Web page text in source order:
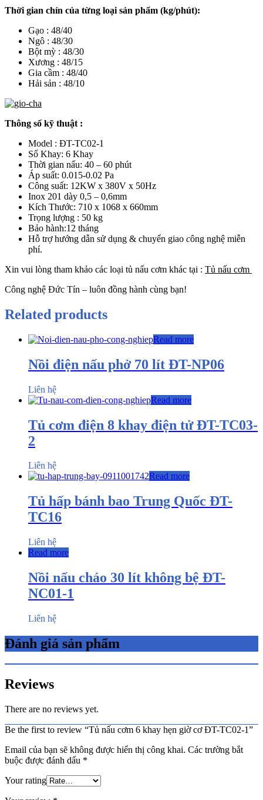
Thời gian chín của từng loại sản phẩm (kg/phút):
Gạo : 48/40
Ngô : 48/30
Bột mỳ : 48/30
Xương : 48/15
Gia cầm : 48/40
Hải sản : 48/10
Thông số kỹ thuật :
Model : ĐT-TC02-1
Số Khay: 6 Khay
Thời gian nấu: 40 – 60 phút
Áp suất: 0.015-0.02 Pa
Công suất: 12KW x 380V x 50Hz
Inox 201 dày 0,5 – 0,6mm
Kích Thước: 710 x 1068 x 660mm
Trọng lượng : 50 kg
Bảo hành:12 tháng
Hỗ trợ hướng dẫn sử dụng & chuyển giao công nghệ miễn
phí.
Xin vui lòng tham khảo các loại tủ nấu cơm khác tại : Tủ nấu cơm
Công nghệ Đức Tín – luôn đồng hành cùng bạn!
Related products
Read more
Nồi điện nấu phở 70 lít ĐT-NP06
Liên hệ
Read more
Tủ cơm điện 8 khay điện tử ĐT-TC03-
2
Liên hệ
Read more
Tủ hấp bánh bao Trung Quốc ĐT-
TC16
Liên hệ
Read more
Nồi nấu cháo 30 lít không bệ ĐT-
NC01-1
Liên hệ
Đánh giá sản phẩm
Reviews
There are no reviews yet.
Be the first to review “Tủ nấu cơm 6 khay hẹn giờ cơ ĐT-TC02-1”
Email của bạn sẽ không được hiển thị công khai. Các trường bắt
buộc được đánh dấu *
Your rating